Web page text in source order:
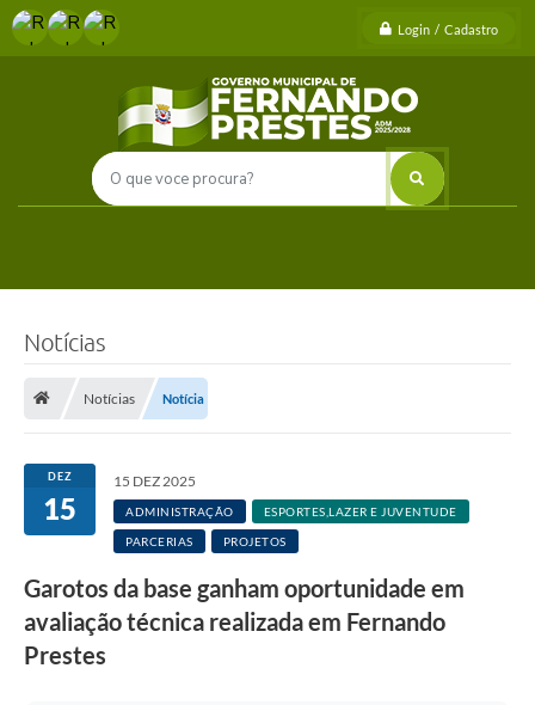
Login / Cadastro
Notícias
Notícias Notícia
DEZ
15
15 DEZ 2025
ADMINISTRAÇÃO ESPORTES,LAZER E JUVENTUDE
PARCERIAS PROJETOS
Garotos da base ganham oportunidade em
avaliação técnica realizada em Fernando
Prestes